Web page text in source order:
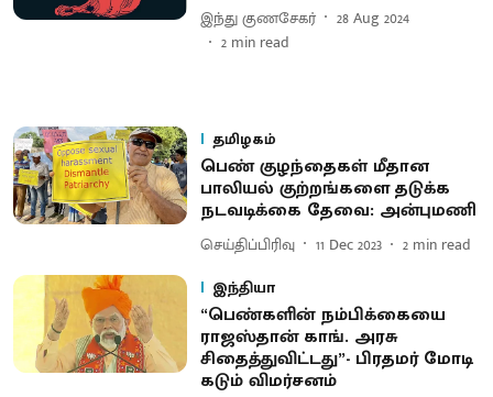
இந்து குணசேகர்
28 Aug 2024
2 min read
தமிழகம்
பெண் குழந்தைகள் மீதான
பாலியல் குற்றங்களை தடுக்க
நடவடிக்கை தேவை: அன்புமணி
செய்திப்பிரிவு 11 Dec 2023 2 min read
இந்தியா
“பெண்களின் நம்பிக்கையை
ராஜஸ்தான் காங். அரசு
சிதைத்துவிட்டது”- பிரதமர் மோடி
கடும் விமர்சனம்